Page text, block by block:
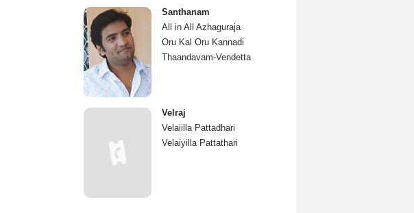
Santhanam
All in All Azhaguraja
Oru Kal Oru Kannadi
Thaandavam-Vendetta
Velraj
Velaiilla Pattadhari
Velaiyilla Pattathari